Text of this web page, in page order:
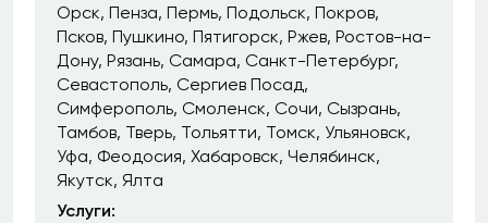
Орск Пенза Пермь Подольск Покров
Псков Пушкино Пятигорск Ржев Ростов-на-
Дону Рязань Самара Санкт-Петербург
Севастополь Сергиев Посад
Симферополь Смоленск Сочи Сызрань
Тамбов Тверь Тольятти Томск Ульяновск
Уфа Феодосия Хабаровск Челябинск
Якутск Ялта
Услуги: